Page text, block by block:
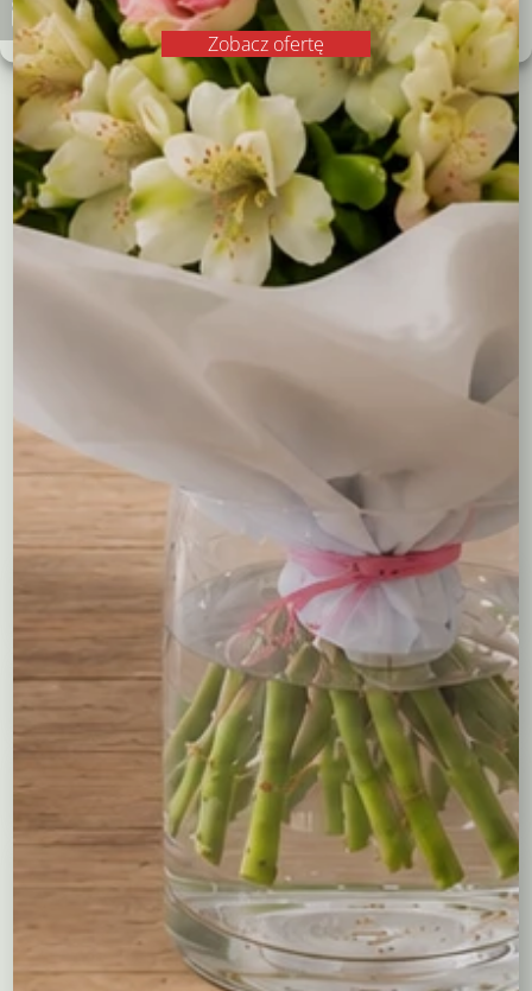
Polityka plików cookiesPolityka prywatności
Wrzosy są symbolem szczęścia, spokoju i ochrony
domowego ogniska, dlatego doskonale sprawdzą się jako
prezent lub dekoracja na specjalne okazje. Dzięki naszej
ofercie możesz łatwo stworzyć jesienny klimat w domu,
biurze czy restauracji.
Sprawdź naszą kolekcję wrzosów i wybierz spośród:
sadzonki wrzosów do ogrodu i na balkon,
żywych kompozycji w koszach, donicach i stroikach,
dekoracji z suszonymi wrzosami na stół lub komodę.
Stwórz przytulną, jesienną aranżację dzięki wrzosom – to
najpiękniejszy sposób, by zatrzymać magię tej pory roku
Wybierz zakres cen
Wybierz kolor
Wybierz długość kwiatów
Kompozycje
Bukiety okolicznościowe
Kreatory bukietów
Zobacz ofertę